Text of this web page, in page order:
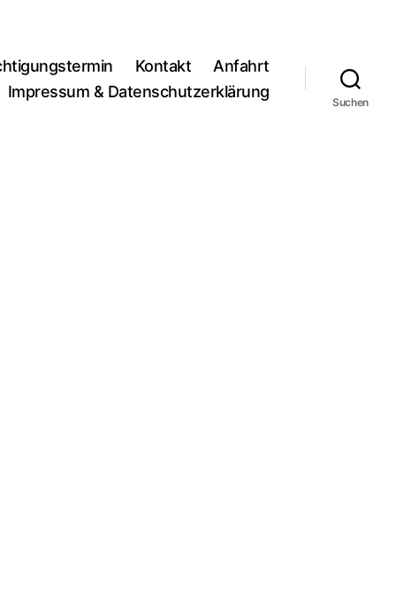
Kontakt
Anfahrt
Impressum & Datenschutzerklärung
Suchen